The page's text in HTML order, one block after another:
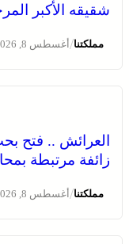
شقيقه الأكبر
مملكتنا/أغسطس 8, 2026
العرائش .. فتح
زائفة مرتبطة
مملكتنا/أغسطس 8, 2026